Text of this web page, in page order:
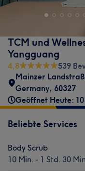
TCM und
Yangguang
4,8
539
Mainzer
Germany, 60327
Geöffnet Heute:
Beliebte Services
Body Scrub
10 Min. - 1 Std. 30